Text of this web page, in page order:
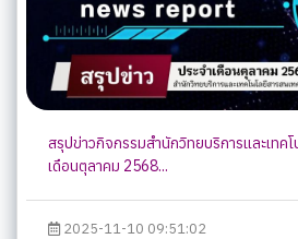
สรุปข่าวกิจกรรมสำนักวิทยบริการและเทคโ
เดือนตุลาคม 2568...
2025-11-10 09:51:02